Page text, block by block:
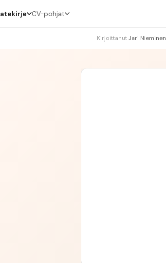
CV-pohjat
Kirjoittanut Jari Nieminen